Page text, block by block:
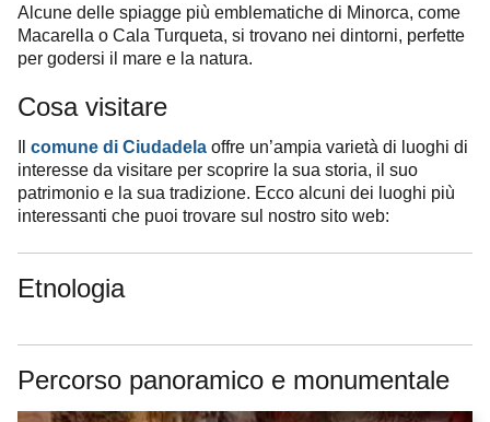
Alcune delle spiagge più emblematiche di Minorca, come
Macarella o Cala Turqueta, si trovano nei dintorni, perfette
per godersi il mare e la natura.
Cosa visitare
Il comune di Ciudadela offre un’ampia varietà di luoghi di
interesse da visitare per scoprire la sua storia, il suo
patrimonio e la sua tradizione. Ecco alcuni dei luoghi più
interessanti che puoi trovare sul nostro sito web:
Etnologia
Percorso panoramico e monumentale